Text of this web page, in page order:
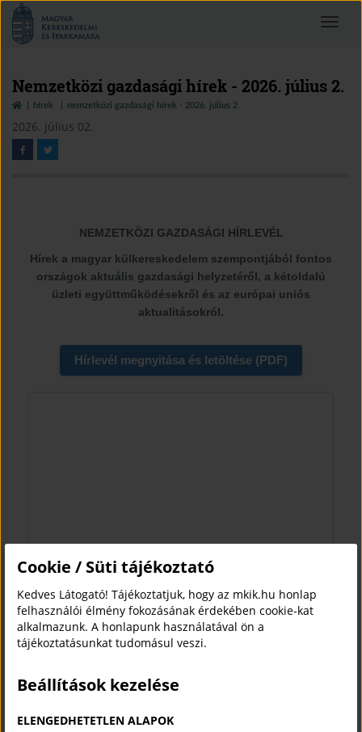
Magyar
Kereskedelmi
és
Toggle
Nemzetközi gazdasági hírek - 2026. július 2.
hírek nemzetközi gazdasági hírek - 2026. július 2.
2026. július 02.
NEMZETKÖZI GAZDASÁGI HÍRLEVÉL
Hírek a magyar külkereskedelem szempontjából fontos
országok aktuális gazdasági helyzetéről, a kétoldalú
üzleti együttműködésekről és az európai uniós
aktualitásokról.
Hírlevél megnyitása és letöltése (PDF)
Cookie / Süti tájékoztató
Kedves Látogató! Tájékoztatjuk, hogy az mkik.hu honlap
felhasználói élmény fokozásának érdekében cookie-kat
alkalmazunk. A honlapunk használatával ön a
tájékoztatásunkat tudomásul veszi.
Beállítások kezelése
ELENGEDHETETLEN ALAPOK